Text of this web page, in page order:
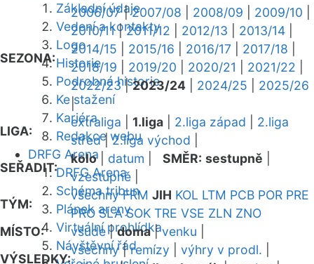
Základní údaje
Vedení a kontakty
Logo
Historie
Podrobná historie
Ke stažení
Kariéra
Redakce webu
DRFG Arena
DRFG Arena
Schéma tribun
Plánek areny
Virtuální prohlídka
Návštěvní řád
SEZONA:
2006/07|2007/08 2008/09 2009/10
2010/11|2011/12 2012/13 2013/14
2014/15
2015/16 2016/17 2017/18
2018/19
2019/20 2020/21 2021/22
2022/23|2023/24 2024/25
2025/26
|
LIGA:
extraliga 1.liga 2.liga západ
2.liga
střed|2.liga východ
SEŘADIT:
kolo| datum SMĚR: sestupně
vzestupně
TÝM:
všechny FRM JIH KOL LTM PCB POR PRE
PRO SLA SOK TRE VSE ZLN ZNO
MÍSTO:
všude|doma|venku
VÝSLEDKY:
všechny|remízy výhry v prodl.